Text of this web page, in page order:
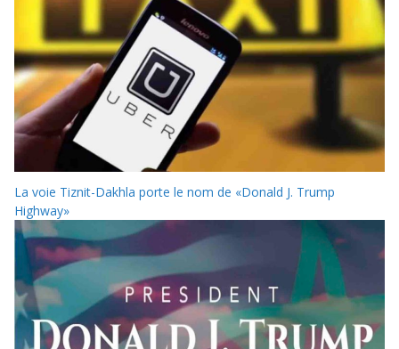
La voie Tiznit-Dakhla porte le nom de «Donald J. Trump
Highway»